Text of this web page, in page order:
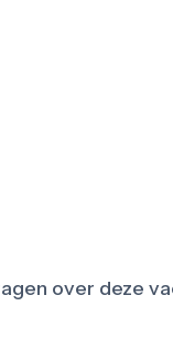
over deze